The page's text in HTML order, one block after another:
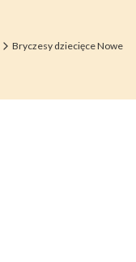
Bryczesy dziecięce Nowe